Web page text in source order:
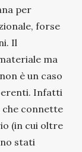
per
forse
Il
ma
è un caso
Infatti
che connette
(in cui oltre
stati